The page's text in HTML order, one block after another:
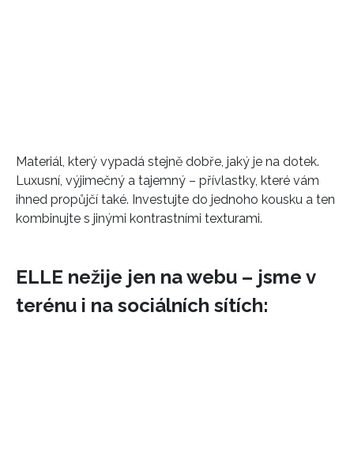
Materiál, který vypadá stejně dobře, jaký je na dotek.
Luxusní, výjimečný a tajemný – přívlastky, které vám
ihned propůjčí také. Investujte do jednoho kousku a ten
kombinujte s jinými kontrastními texturami.
ELLE nežije jen na webu – jsme v
terénu i na sociálních sítích: